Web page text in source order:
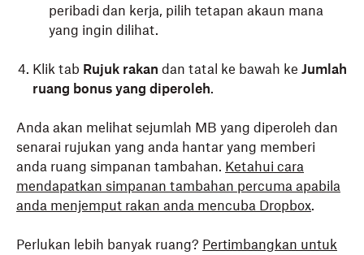
peribadi dan kerja, pilih tetapan akaun mana
yang ingin dilihat.
Klik tab Rujuk rakan dan tatal ke bawah ke Jumlah
ruang bonus yang diperoleh.
Anda akan melihat sejumlah MB yang diperoleh dan
senarai rujukan yang anda hantar yang memberi
anda ruang simpanan tambahan. Ketahui cara
mendapatkan simpanan tambahan percuma apabila
anda menjemput rakan anda mencuba Dropbox.
Perlukan lebih banyak ruang? Pertimbangkan untuk